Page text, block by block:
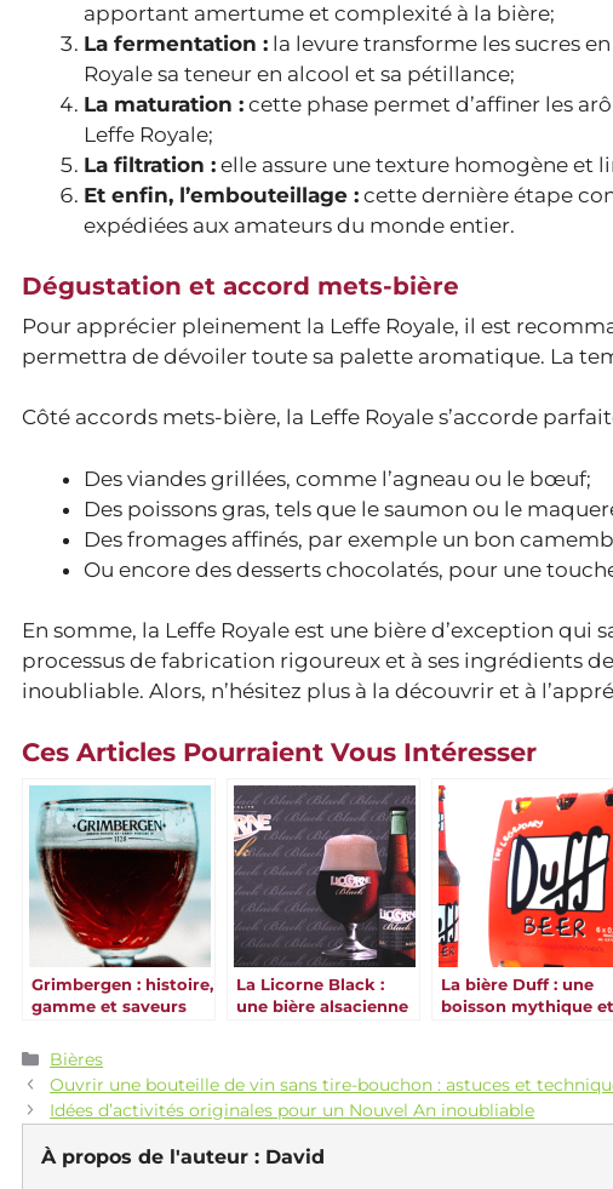
apportant amertume et complexité à la bière;
La fermentation : la levure transforme les sucres
Royale sa teneur en alcool et sa pétillance;
La maturation : cette phase permet d’affiner les
Leffe Royale;
La filtration : elle assure une texture homogène et
Et enfin, l’embouteillage : cette dernière étape
expédiées aux amateurs du monde entier.
Dégustation et accord mets-bière
Pour apprécier pleinement la Leffe Royale, il est
permettra de dévoiler toute sa palette aromatique. La
Côté accords mets-bière, la Leffe Royale s’accorde
Des viandes grillées, comme l’agneau ou le bœuf;
Des poissons gras, tels que le saumon ou le
Des fromages affinés, par exemple un bon
Ou encore des desserts chocolatés, pour une
En somme, la Leffe Royale est une bière d’exception qui
processus de fabrication rigoureux et à ses ingrédients
inoubliable. Alors, n’hésitez plus à la découvrir et à
Ces Articles Pourraient Vous Intéresser
Grimbergen : histoire,
gamme et saveurs
La Licorne Black :
une bière alsacienne
La bière Duff : une
boisson mythique et
Catégories
Bières
Ouvrir une bouteille de vin sans tire-bouchon : astuces et
Idées d’activités originales pour un Nouvel An inoubliable
À propos de l'auteur : David